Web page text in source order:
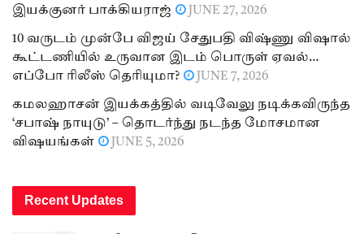
இயக்குனர் பாக்கியராஜ்
JUNE 27, 2026
10 வருடம் முன்பே விஜய் சேதுபதி விஷ்ணு விஷால்
கூட்டணியில் உருவான இடம் பொருள் ஏவல்…
எப்போ ரிலீஸ் தெரியுமா?
JUNE 7, 2026
கமலஹாசன் இயக்கத்தில் வடிவேலு நடிக்கவிருந்த
‘சபாஷ் நாயுடு’ – தொடர்ந்து நடந்த மோசமான
விஷயங்கள்
JUNE 5, 2026
Recent Updates